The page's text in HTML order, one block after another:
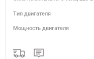
Тип двигателя
Мощность двигателя